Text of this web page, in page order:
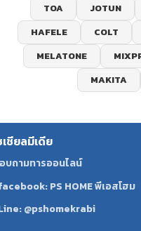
TOA JOTUN
HAFELE
COLT
MELATONE
MAKITA
เชียลมีเดีย
บถามทารออนไลน์
PS HOME พีเอสโฮม
@pshomekrabi